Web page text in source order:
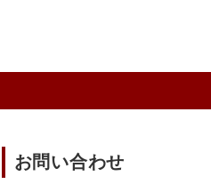
お問い合わせ